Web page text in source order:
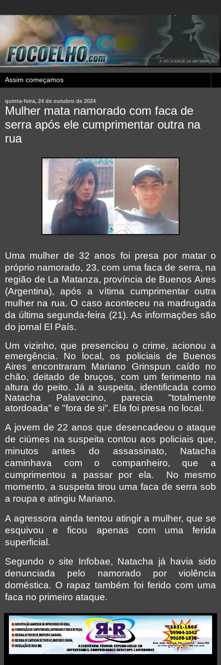
quinta-feira, 24 de outubro de 2024
Mulher mata namorado com faca de
serra após ele cumprimentar outra na
rua
Uma mulher de 32 anos foi presa por matar o
próprio namorado, 23, com uma faca de serra, na
região de La Matanza, província de Buenos Aires
(Argentina), após a vítima cumprimentar outra
mulher na rua. O caso aconteceu na madrugada
da última segunda-feira (21). As informações são
do jornal El País.
Um vizinho, que presenciou o crime, acionou a
emergência. No local, os policiais de Buenos
Aires encontraram Mariano Grinspun caído no
chão, deitado de bruços, com um ferimento na
altura do peito. Já a suspeita, identificada como
Natacha Palavecino, parecia "totalmente
atordoada" e "fora de si". Ela foi presa no local .
A jovem de 22 anos que desencadeou o ataque
de ciúmes na suspeita contou aos policiais que,
minutos antes do assassinato, Natacha
caminhava com o companheiro, que a
cumprimentou a passar por ela. No mesmo
momento, a suspeita tirou uma faca de serra sob
a roupa e atingiu Mariano.
A agressora ainda tentou atingir a mulher, que se
esquivou e ficou apenas com uma ferida
superficial.
Segundo o site Infobae, Natacha já havia sido
denunciada pelo namorado por violência
doméstica. O rapaz também foi ferido com uma
faca no primeiro ataque.